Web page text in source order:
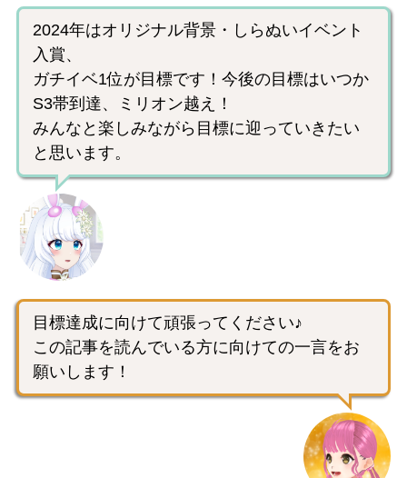
2024年はオリジナル背景・しらぬいイベント
入賞、
ガチイベ1位が目標です！今後の目標はいつか
S3帯到達、ミリオン越え！
みんなと楽しみながら目標に迎っていきたい
と思います。
目標達成に向けて頑張ってください♪
この記事を読んでいる方に向けての一言をお
願いします！